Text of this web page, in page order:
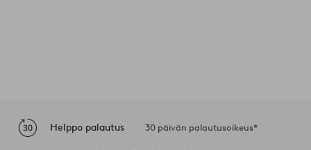
Helppo palautus 30 päivän palautusoikeus*